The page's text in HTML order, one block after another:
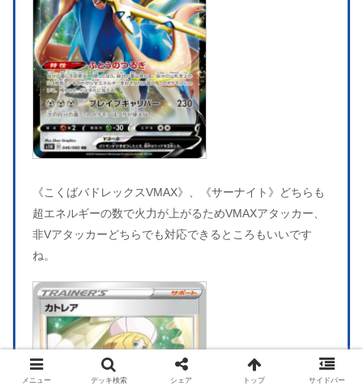
《こくばバドレックスVMAX》、《サーナイト》どちらも
超エネルギーの数で火力が上がるためVMAXアタッカー、
非Vアタッカーどちらでも対応できるところもいいです
ね。
メニュー デッキ検索 シェア トップ サイドバー